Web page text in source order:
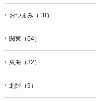
おつまみ（18）
関東（64）
東海（32）
北陸（9）